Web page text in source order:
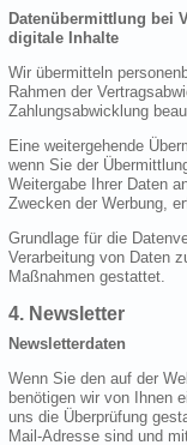
Datenübermittlung bei
digitale Inhalte
Wir übermitteln
Rahmen der
Zahlungsabwicklung
Eine weitergehende
wenn Sie der
Weitergabe Ihrer Daten
Zwecken der Werbung,
Grundlage für die
Verarbeitung von Daten
Maßnahmen gestattet.
4. Newsletter
Newsletterdaten
Wenn Sie den auf der
benötigen wir von Ihnen
uns die Überprüfung
Mail-Adresse sind und